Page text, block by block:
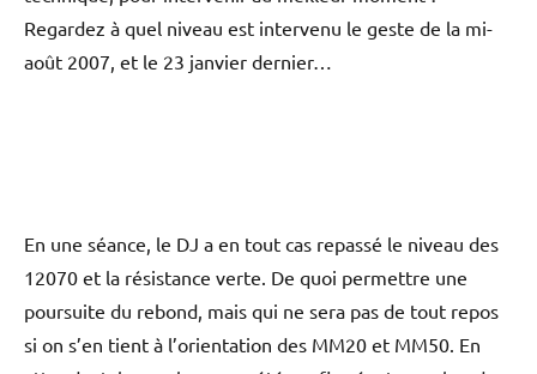
Regardez à quel niveau est intervenu le geste de la mi-
août 2007, et le 23 janvier dernier…
En une séance, le DJ a en tout cas repassé le niveau des
12070 et la résistance verte. De quoi permettre une
poursuite du rebond, mais qui ne sera pas de tout repos
si on s’en tient à l’orientation des MM20 et MM50. En